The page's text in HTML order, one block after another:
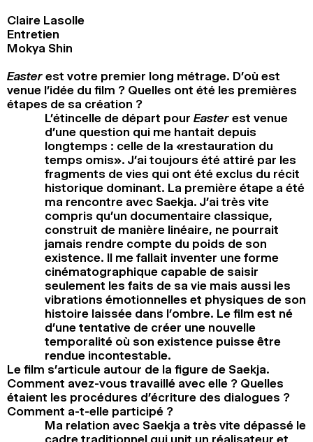
Claire Lasolle
Entretien
Mokya Shin
Easter est votre premier long métrage. D’où est
venue l’idée du film ? Quelles ont été les premières
étapes de sa création ?
L’étincelle de départ pour Easter est venue
d’une question qui me hantait depuis
longtemps : celle de la «restauration du
temps omis». J’ai toujours été attiré par les
fragments de vies qui ont été exclus du récit
historique dominant. La première étape a été
ma rencontre avec Saekja. J’ai très vite
compris qu’un documentaire classique,
construit de manière linéaire, ne pourrait
jamais rendre compte du poids de son
existence. Il me fallait inventer une forme
cinématographique capable de saisir
seulement les faits de sa vie mais aussi les
vibrations émotionnelles et physiques de son
histoire laissée dans l’ombre. Le film est né
d’une tentative de créer une nouvelle
temporalité où son existence puisse être
rendue incontestable.
Le film s’articule autour de la figure de Saekja.
Comment avez-vous travaillé avec elle ? Quelles
étaient les procédures d’écriture des dialogues ?
Comment a-t-elle participé ?
Ma relation avec Saekja a très vite dépassé le
cadre traditionnel qui unit un réalisateur et